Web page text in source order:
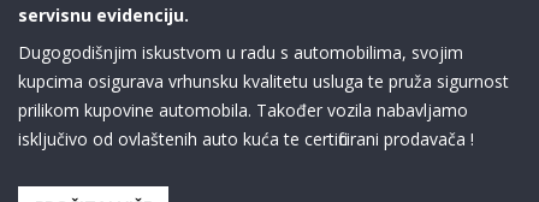
servisnu evidenciju.
Dugogodišnjim iskustvom u radu s automobilima, svojim
kupcima osigurava vrhunsku kvalitetu usluga te pruža sigurnost
prilikom kupovine automobila. Također vozila nabavljamo
isključivo od ovlaštenih auto kuća te certificirani prodavača !